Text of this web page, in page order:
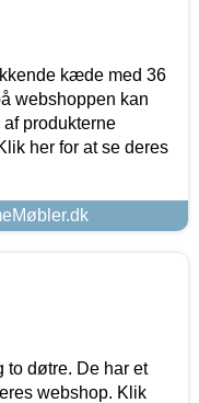
kæde med 36
webshoppen kan
af produkterne
her for at se deres
to døtre. De har et
webshop. Klik